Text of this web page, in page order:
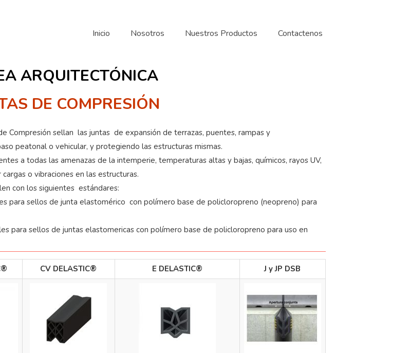
Inicio Nosotros Nuestros Productos Contactenos
ARQUITECTÓNICA
DE COMPRESIÓN
Compresión sellan las juntas de expansión de terrazas, puentes, rampas y
peatonal o vehicular, y protegiendo las estructuras mismas.
a todas las amenazas de la intemperie, temperaturas altas y bajas, químicos, rayos UV,
o vibraciones en las estructuras.
con los siguientes estándares:
para sellos de junta elastomérico con polímero base de policloropreno (neopreno) para
para sellos de juntas elastomericas con polímero base de policloropreno para uso en
CV DELASTIC® E DELASTIC® J y JP DSB